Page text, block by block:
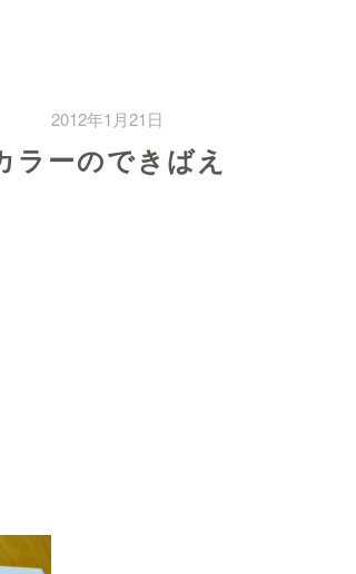
2012年1月21日
ラーのできばえ